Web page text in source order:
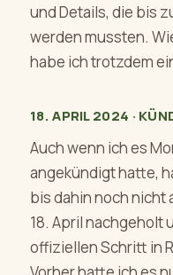
und Details, die bis
werden mussten.
habe ich trotzdem
18. APRIL 2024 ·
Auch wenn ich es
angekündigt hatte,
bis dahin noch nicht
18. April nachgeholt
offiziellen Schritt in